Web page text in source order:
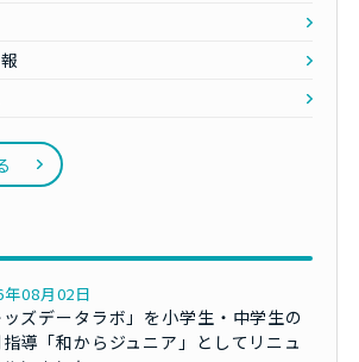
年08月02日
ッズデータラボ」を小学生・中学生の
導「和からジュニア」としてリニュ